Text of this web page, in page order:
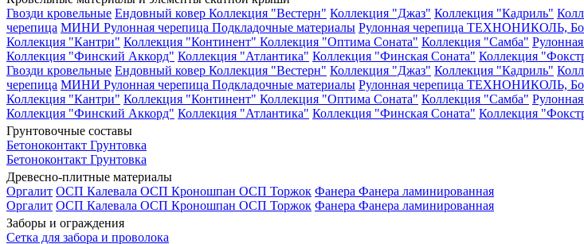
Гвозди кровельные Ендовный ковер Коллекция "Вестерн" Коллекция "Джаз" Коллекция "Кадриль"
черепица МИНИ Рулонная черепица Подкладочные материалы Рулонная черепица ТЕХНОНИКОЛЬ,
Коллекция "Кантри" Коллекция "Континент" Коллекция "Оптима Соната" Коллекция "Самба"
Коллекция "Финский Аккорд" Коллекция "Атлантика" Коллекция "Финская Соната" Коллекция
Гвозди кровельные Ендовный ковер Коллекция "Вестерн" Коллекция "Джаз" Коллекция "Кадриль"
черепица МИНИ Рулонная черепица Подкладочные материалы Рулонная черепица ТЕХНОНИКОЛЬ,
Коллекция "Кантри" Коллекция "Континент" Коллекция "Оптима Соната" Коллекция "Самба"
Коллекция "Финский Аккорд" Коллекция "Атлантика" Коллекция "Финская Соната" Коллекция
Грунтовочные составы
Бетоноконтакт Грунтовка
Бетоноконтакт Грунтовка
Древесно-плитные материалы
Оргалит ОСП Калевала ОСП Кроношпан ОСП Торжок Фанера Фанера ламинированная
Оргалит ОСП Калевала ОСП Кроношпан ОСП Торжок Фанера Фанера ламинированная
Заборы и ограждения
Сетка для забора и проволока